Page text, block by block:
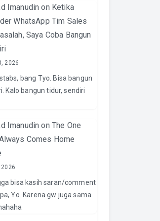
Imanudin on Ketika
WhatsApp Tim Sales
Saya Coba Bangun
2026
bang Tyo. Bisa bangun
Kalo bangun tidur, sendiri
Imanudin on The One
Comes Home
bisa kasih saran/comment
Yo. Karena gw juga sama.